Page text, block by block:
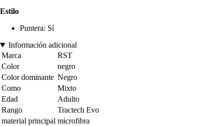
Estilo
Puntera: Sí
Información adicional
Marca
RST
Color
negro
Color dominante Negro
Como
Mixto
Edad
Adulto
Rango
Tractech Evo
material principal microfibra